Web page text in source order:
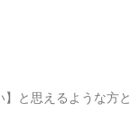
】と思えるような方と